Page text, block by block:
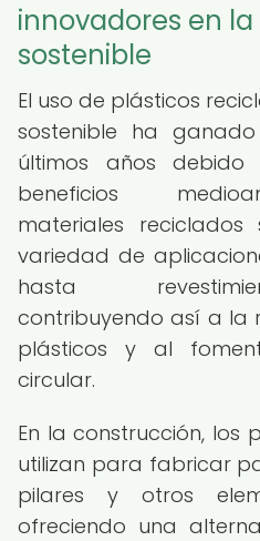
innovadores en
sostenible
El uso de plásticos
sostenible ha
últimos años
beneficios
materiales
variedad de
hasta
contribuyendo así a la
plásticos y al
circular.
En la construcción, los
utilizan para fabricar
pilares y otros
ofreciendo una